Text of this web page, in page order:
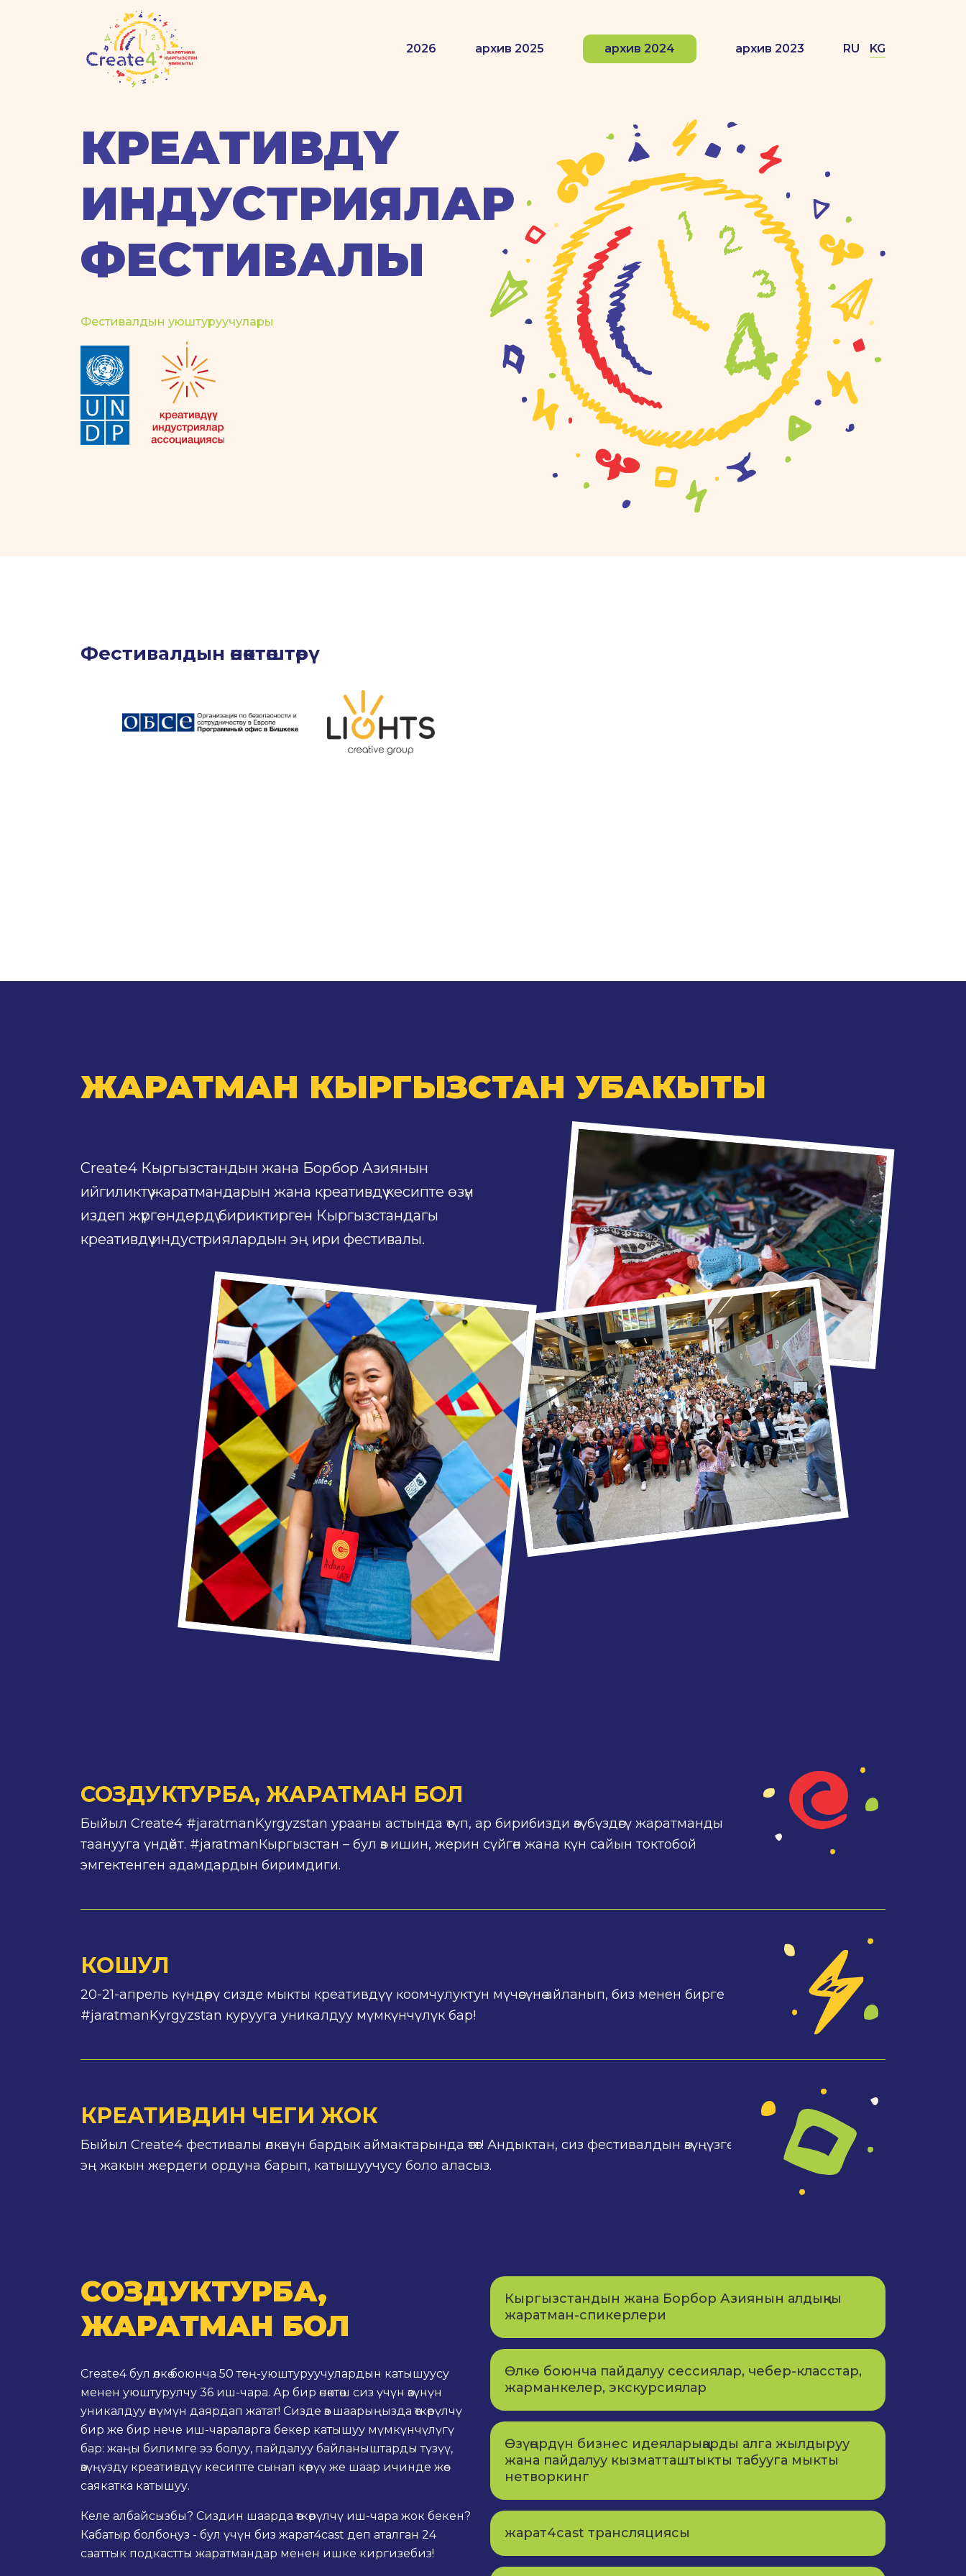
2026 архив 2025 архив 2024 архив 2023 RU KG
КРЕАТИВДҮҮ
ИНДУСТРИЯЛАР
ФЕСТИВАЛЫ
Фестивалдын уюштуруучулары
Фестивалдын өнөктөштөрү
ЖАРАТМАН КЫРГЫЗСТАН УБАКЫТЫ
Create4 Кыргызстандын жана Борбор Азиянын
ийгиликтүү жаратмандарын жана креативдүү кесипте өзүн
издеп жүргөндөрдү бириктирген Кыргызстандагы
креативдүү индустриялардын эң ири фестивалы.
СОЗДУКТУРБА, ЖАРАТМАН БОЛ
Быйыл Create4 #jaratmanKyrgyzstan урааны астында өтүп, ар бирибизди өзүбүздөгү жаратманды
таанууга үндөйт. #jaratmanКыргызстан – бул өз ишин, жерин сүйгөн жана күн сайын токтобой
эмгектенген адамдардын биримдиги.
КОШУЛ
20-21-апрель күндөрү сизде мыкты креативдүү коомчулуктун мүчөсүнө айланып, биз менен бирге
#jaratmanKyrgyzstan курууга уникалдуу мүмкүнчүлүк бар!
КРЕАТИВДИН ЧЕГИ ЖОК
Быйыл Create4 фестивалы өлкөнүн бардык аймактарында өтөт! Андыктан, сиз фестивалдын өзүңүзгө
эң жакын жердеги ордуна барып, катышуучусу боло аласыз.
СОЗДУКТУРБА,
ЖАРАТМАН БОЛ
Create4 бул өлкө боюнча 50 тең-уюштуруучулардын катышуусу
менен уюштурулчу 36 иш-чара. Ар бир өнөктөш сиз үчүн өзүнүн
уникалдуу өнүмүн даярдап жатат! Сизде өз шаарыңызда өткөрүлчү
бир же бир нече иш-чараларга бекер катышуу мүмкүнчүлүгү
бар: жаңы билимге ээ болуу, пайдалуу байланыштарды түзүү,
өзүңүздү креативдүү кесипте сынап көрүү же шаар ичинде жөө
саякатка катышуу.
Келе албайсызбы? Сиздин шаарда өткөрүлчү иш-чара жок бекен?
Кабатыр болбоңуз - бул үчүн биз жарат4cast деп аталган 24
сааттык подкастты жаратмандар менен ишке киргизебиз!
Кыргызстандын жана Борбор Азиянын алдыңкы
жаратман-спикерлери
Өлкө боюнча пайдалуу сессиялар, чебер-класстар,
жарманкелер, экскурсиялар
Өзүңөрдүн бизнес идеяларыңарды алга жылдыруу
жана пайдалуу кызматташтыкты табууга мыкты
нетворкинг
жарат4cast трансляциясы